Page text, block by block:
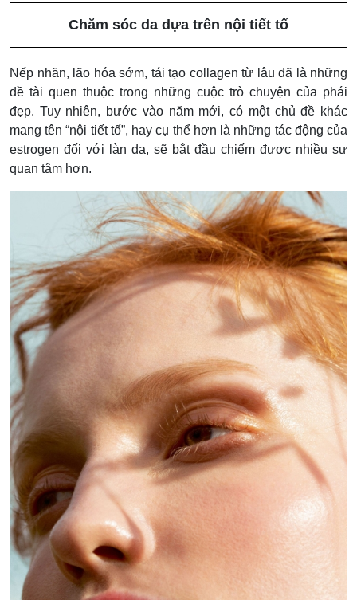
Chăm sóc da dựa trên nội tiết tố
Nếp nhăn, lão hóa sớm, tái tạo collagen từ lâu đã là những
đề tài quen thuộc trong những cuộc trò chuyện của phái
đẹp. Tuy nhiên, bước vào năm mới, có một chủ đề khác
mang tên “nội tiết tố”, hay cụ thể hơn là những tác động của
estrogen đối với làn da, sẽ bắt đầu chiếm được nhiều sự
quan tâm hơn.